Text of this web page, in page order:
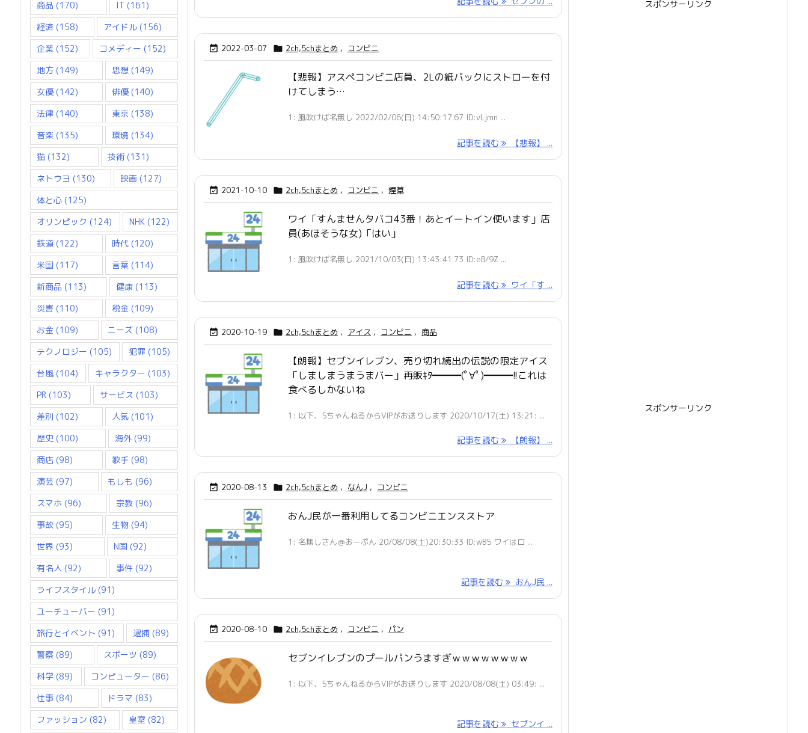
 2022-03-07  2ch,5chまとめ , コンビニ
【悲報】アスペコンビニ店員、2Lの紙パックにストローを付
けてしまう…
1: 風吹けば名無し 2022/02/06(日) 14:50:17.67 ID:vLjmn ...
記事を読む 【悲報】 ...
 2021-10-10  2ch,5chまとめ , コンビニ , 煙草
ワイ「すんませんタバコ43番！あとイートイン使います」店
員(あほそうな女)「はい」
1: 風吹けば名無し 2021/10/03(日) 13:43:41.73 ID:eB/9Z ...
記事を読む ワイ「す ...
 2020-10-19  2ch,5chまとめ , アイス , コンビニ , 商品
【朗報】セブンイレブン、売り切れ続出の伝説の限定アイス
「しましまうまうまバー」再販ｷﾀ━━━(ﾟ∀ﾟ)━━━!!これは
食べるしかないね
1: 以下、5ちゃんねるからVIPがお送りします 2020/10/17(土) 13:21: ...
記事を読む 【朗報】 ...
 2020-08-13  2ch,5chまとめ , なんJ , コンビニ
おんJ民が一番利用してるコンビニエンスストア
1: 名無しさん＠おーぷん 20/08/08(土)20:30:33 ID:wB5 ワイはロ ...
記事を読む おんJ民 ...
 2020-08-10  2ch,5chまとめ , コンビニ , パン
セブンイレブンのプールパンうますぎｗｗｗｗｗｗｗｗ
1: 以下、5ちゃんねるからVIPがお送りします 2020/08/08(土) 03:49: ...
記事を読む セブンイ ...
商品 (170) IT (161)
経済 (158) アイドル (156)
企業 (152) コメディー (152)
地方 (149) 思想 (149)
女優 (142) 俳優 (140)
法律 (140) 東京 (138)
音楽 (135) 環境 (134)
猫 (132) 技術 (131)
ネトウヨ (130) 映画 (127)
体と心 (125)
オリンピック (124) NHK (122)
鉄道 (122) 時代 (120)
米国 (117) 言葉 (114)
新商品 (113) 健康 (113)
災害 (110) 税金 (109)
お金 (109) ニーズ (108)
テクノロジー (105) 犯罪 (105)
台風 (104) キャラクター (103)
PR (103) サービス (103)
差別 (102) 人気 (101)
歴史 (100) 海外(99)
商店 (98) 歌手 (98)
演芸 (97) もしも (96)
スマホ (96) 宗教 (96)
事故 (95) 生物 (94)
世界 (93) N国 (92)
有名人 (92) 事件 (92)
ライフスタイル (91)
ユーチューバー (91)
旅行とイベント (91) 逮捕 (89)
警察 (89) スポーツ (89)
科学 (89) コンピューター (86)
仕事 (84) ドラマ (83)
ファッション (82) 皇室 (82)
スポンサーリンク
スポンサーリンク